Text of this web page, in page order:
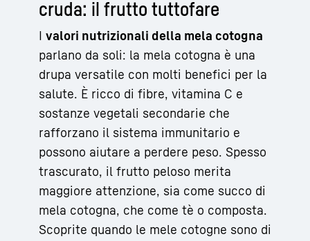
cruda: il frutto tuttofare
I valori nutrizionali della mela cotogna
parlano da soli: la mela cotogna è una
drupa versatile con molti benefici per la
salute. È ricco di fibre, vitamina C e
sostanze vegetali secondarie che
rafforzano il sistema immunitario e
possono aiutare a perdere peso. Spesso
trascurato, il frutto peloso merita
maggiore attenzione, sia come succo di
mela cotogna, che come tè o composta.
Scoprite quando le mele cotogne sono di